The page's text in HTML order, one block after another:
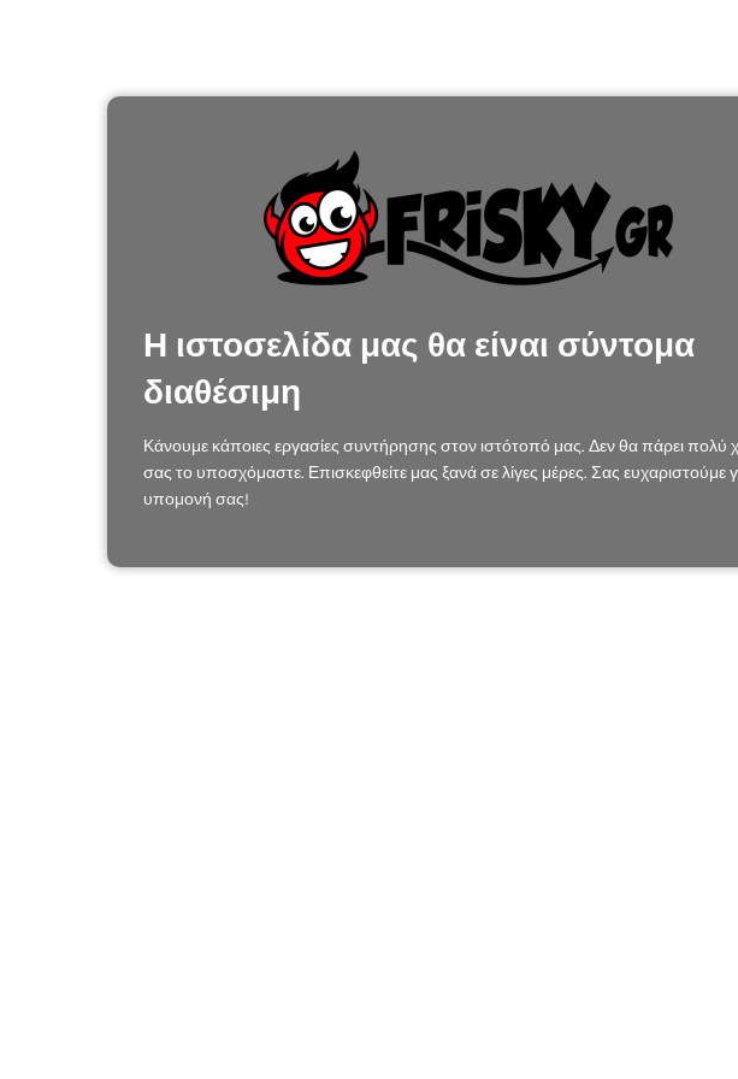
Η ιστοσελίδα μας θα είναι σύντομα
διαθέσιμη
Κάνουμε κάποιες εργασίες συντήρησης στον ιστότοπό μας. Δεν θα πάρει πολύ
σας το υποσχόμαστε. Επισκεφθείτε μας ξανά σε λίγες μέρες. Σας ευχαριστούμε
υπομονή σας!